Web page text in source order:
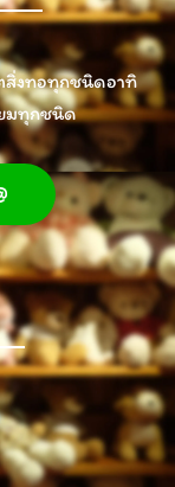
สิ่งทอทุกชนิดอาทิ
มทุกชนิด